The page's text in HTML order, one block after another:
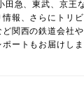
田急、東武、京王
報、さらにトリ
関西の鉄道会社
ートもお届けしま